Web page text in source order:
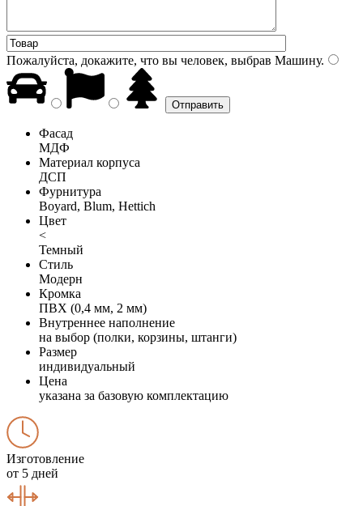
Пожалуйста, докажите, что вы человек, выбрав Машину.
Фасад
МДФ
Материал корпуса
ДСП
Фурнитура
Boyard, Blum, Hettich
Цвет
<
Темный
Стиль
Модерн
Кромка
ПВХ (0,4 мм, 2 мм)
Внутреннее наполнение
на выбор (полки, корзины, штанги)
Размер
индивидуальный
Цена
указана за базовую комплектацию
Изготовление
от 5 дней